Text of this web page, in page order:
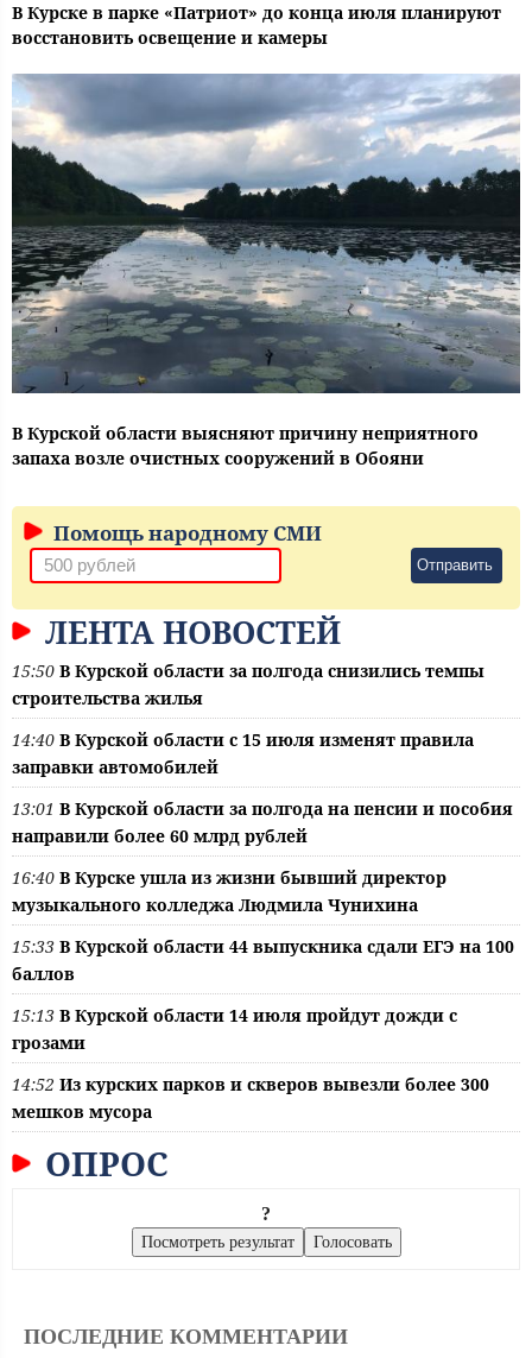
В Курске в парке «Патриот» до конца июля планируют
восстановить освещение и камеры
В Курской области выясняют причину неприятного
запаха возле очистных сооружений в Обояни
Помощь народному СМИ
Отправить
ЛЕНТА НОВОСТЕЙ
15:50 В Курской области за полгода снизились темпы
строительства жилья
14:40 В Курской области с 15 июля изменят правила
заправки автомобилей
13:01 В Курской области за полгода на пенсии и пособия
направили более 60 млрд рублей
16:40 В Курске ушла из жизни бывший директор
музыкального колледжа Людмила Чунихина
15:33 В Курской области 44 выпускника сдали ЕГЭ на 100
баллов
15:13 В Курской области 14 июля пройдут дожди с
грозами
14:52 Из курских парков и скверов вывезли более 300
мешков мусора
ОПРОС
?
ПОСЛЕДНИЕ КОММЕНТАРИИ